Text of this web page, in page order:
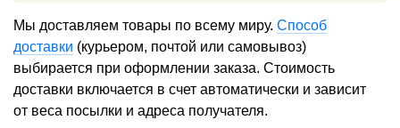
Мы доставляем товары по всему миру. Способ
доставки (курьером, почтой или самовывоз)
выбирается при оформлении заказа. Стоимость
доставки включается в счет автоматически и зависит
от веса посылки и адреса получателя.